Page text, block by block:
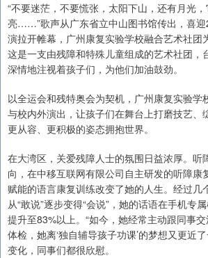
“不要迷茫，不要慌张，太阳下山，还有月光
亮……”歌声从广东省立中山图书馆传出，喜
演拉开帷幕，广州康复实验学校融合艺术社团
这是一支由残障和特殊儿童组成的艺术社团，
深情地注视着孩子们，为他们加油鼓劲。
以全运会和残特奥会为契机，广州康复实验学
与校内外演出，让孩子们在舞台上打磨技艺、
更从容、更积极的姿态拥抱世界。
在大湾区，关爱残障人士的氛围日益浓厚。听
向，在中移互联网有限公司自主研发的听障康
赋能的语言康复训练改变了她的人生。经过几
从“敢说”逐步变得“会说”，她的话语在手机专
提升至83%以上。“如今，她经常主动跟同事
体检，她离‘独自辅导孩子功课’的梦想又更近
变化，同事们都很欣慰。